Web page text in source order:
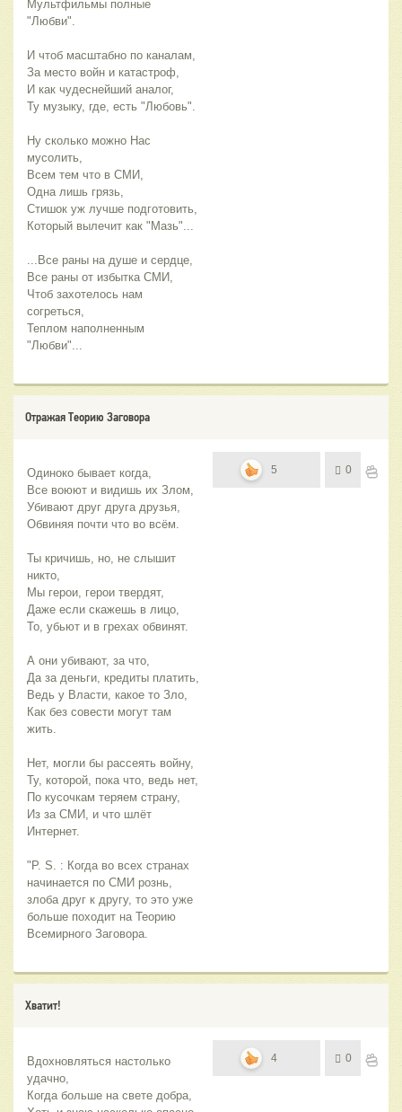
Мультфильмы полные
"Любви".
И чтоб масштабно по каналам,
За место войн и катастроф,
И как чудеснейший аналог,
Ту музыку, где, есть "Любовь".
Ну сколько можно Нас
мусолить,
Всем тем что в СМИ,
Одна лишь грязь,
Стишок уж лучше подготовить,
Который вылечит как "Мазь"...
...Все раны на душе и сердце,
Все раны от избытка СМИ,
Чтоб захотелось нам
согреться,
Теплом наполненным
"Любви"...
Отражая Теорию Заговора
Одиноко бывает когда,
Все воюют и видишь их Злом,
Убивают друг друга друзья,
Обвиняя почти что во всём.
Ты кричишь, но, не слышит
никто,
Мы герои, герои твердят,
Даже если скажешь в лицо,
То, убьют и в грехах обвинят.
А они убивают, за что,
Да за деньги, кредиты платить,
Ведь у Власти, какое то Зло,
Как без совести могут там
жить.
Нет, могли бы рассеять войну,
Ту, которой, пока что, ведь нет,
По кусочкам теряем страну,
Из за СМИ, и что шлёт
Интернет.
"P. S. : Когда во всех странах
начинается по СМИ рознь,
злоба друг к другу, то это уже
больше походит на Теорию
Всемирного Заговора.
5 0
Хватит!
Вдохновляться настолько
удачно,
Когда больше на свете добра,
4 0